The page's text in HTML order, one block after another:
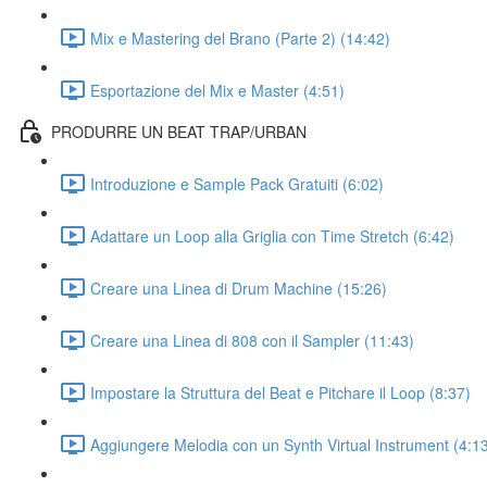
Mix e Mastering del Brano (Parte 2) (14:42)
Esportazione del Mix e Master (4:51)
PRODURRE UN BEAT TRAP/URBAN
Introduzione e Sample Pack Gratuiti (6:02)
Adattare un Loop alla Griglia con Time Stretch (6:42)
Creare una Linea di Drum Machine (15:26)
Creare una Linea di 808 con il Sampler (11:43)
Impostare la Struttura del Beat e Pitchare il Loop (8:37)
Aggiungere Melodia con un Synth Virtual Instrument